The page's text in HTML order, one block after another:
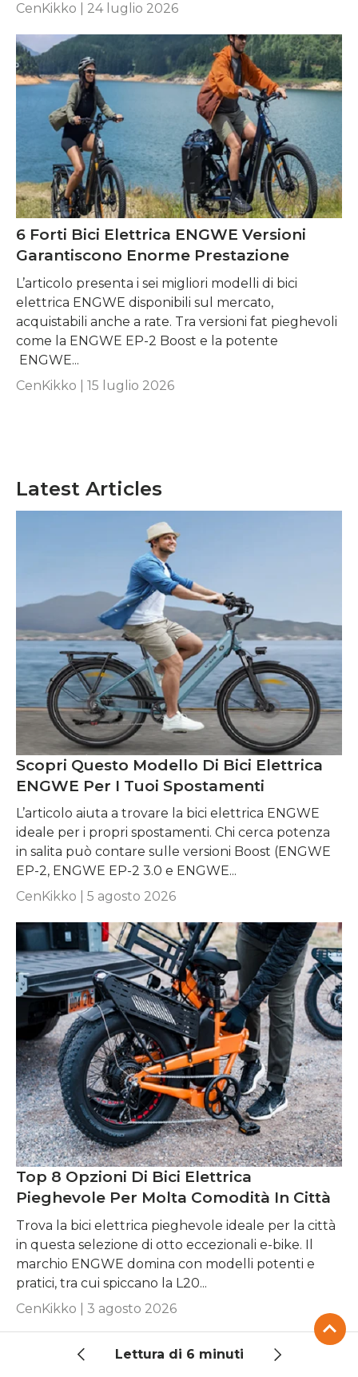
Lettura di 6 minuti
Latest Articles
Scopri Questo Modello Di Bici Elettrica
ENGWE Per I Tuoi Spostamenti
L’articolo aiuta a trovare la bici elettrica ENGWE
ideale per i propri spostamenti. Chi cerca potenza
in salita può contare sulle versioni Boost (ENGWE
EP-2, ENGWE EP-2 3.0 e ENGWE...
CenKikko | 5 agosto 2026
Top 8 Opzioni Di Bici Elettrica
Pieghevole Per Molta Comodità In Città
Trova la bici elettrica pieghevole ideale per la città
in questa selezione di otto eccezionali e-bike. Il
marchio ENGWE domina con modelli potenti e
pratici, tra cui spiccano la L20...
CenKikko | 3 agosto 2026
CenKikko | 24 luglio 2026
6 Forti Bici Elettrica ENGWE Versioni
Garantiscono Enorme Prestazione
L’articolo presenta i sei migliori modelli di bici
elettrica ENGWE disponibili sul mercato,
acquistabili anche a rate. Tra versioni fat pieghevoli
come la ENGWE EP-2 Boost e la potente
ENGWE...
CenKikko | 15 luglio 2026